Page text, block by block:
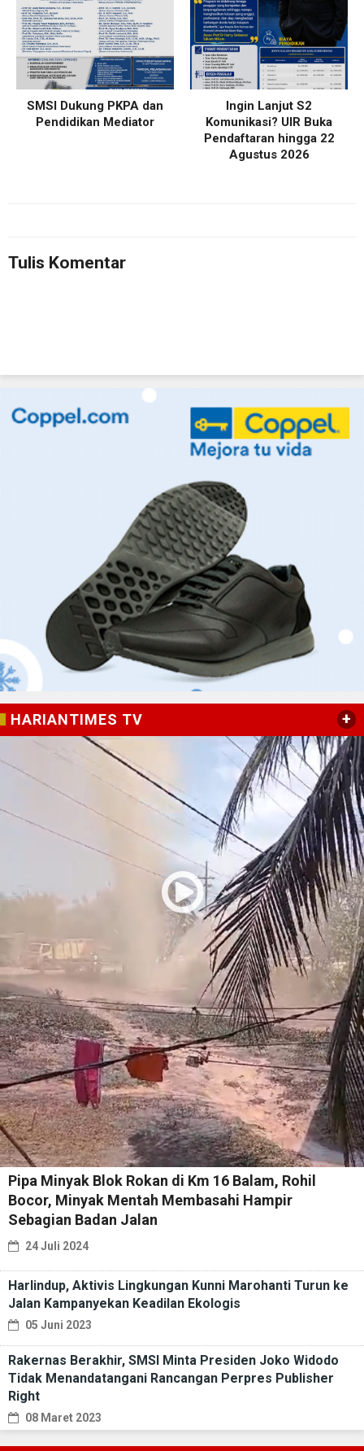
SMSI Dukung PKPA dan
Pendidikan Mediator
Ingin Lanjut S2
Komunikasi? UIR Buka
Pendaftaran hingga 22
Agustus 2026
Tulis Komentar
HARIANTIMES TV +
Pipa Minyak Blok Rokan di Km 16 Balam, Rohil
Bocor, Minyak Mentah Membasahi Hampir
Sebagian Badan Jalan
24 Juli 2024
Harlindup, Aktivis Lingkungan Kunni Marohanti Turun ke
Jalan Kampanyekan Keadilan Ekologis
05 Juni 2023
Rakernas Berakhir, SMSI Minta Presiden Joko Widodo
Tidak Menandatangani Rancangan Perpres Publisher
Right
08 Maret 2023